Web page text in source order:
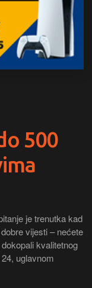
500
je trenutka kad
vijesti – nećete
kvalitetnog
uglavnom